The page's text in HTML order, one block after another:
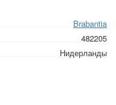
Brabantia
482205
Нидерланды